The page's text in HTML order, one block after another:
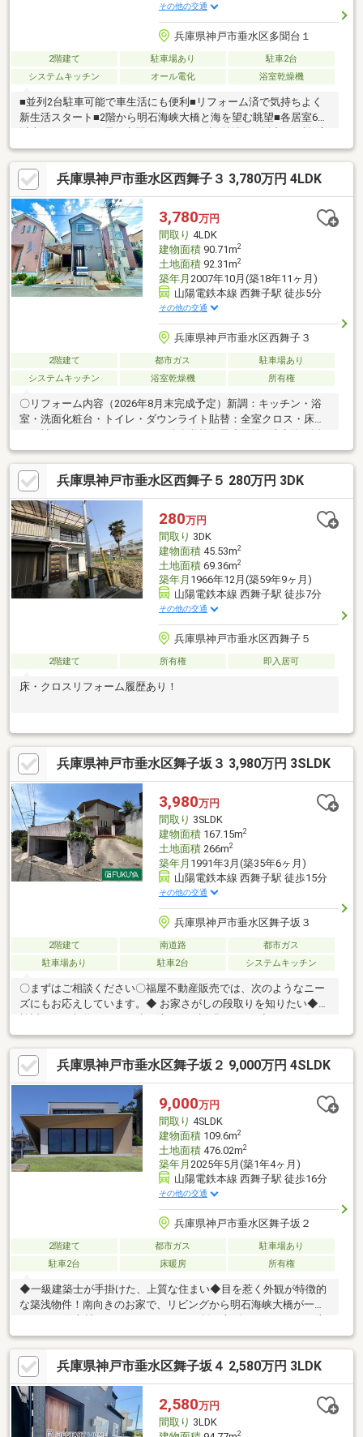
その他の交通
兵庫県神戸市垂水区多聞台１
2階建て 駐車場あり
駐車2台
システムキッチン
オール電化 浴室乾燥機
■並列2台駐車可能で車生活にも便利■リフォーム済で気持ちよく
新生活スタート■2階から明石海峡大橋と海を望む眺望■各居室6帖
さと価格のバランスが魅力の住まい■多聞台小学校(徒歩6分)・神
陵台中学校自分たちに合う物件が分からない方へ。ロコホームが
住まい探しをお手伝いします。SUUMO掲載物件に加え、「俺と
私のLocoHouse」もご紹介可能。物件見学だけでも大歓迎です。
お気軽にご相談ください
兵庫県神戸市垂水区西舞子３ 3,780万円 4LDK
3,780万円
間取り 4LDK
建物面積90.71m2
土地面積92.31m2
築年月 2007年10月(築18年11ヶ月)
山陽電鉄本線 西舞子駅 徒歩5分
その他の交通
兵庫県神戸市垂水区西舞子３
2階建て 都市ガス
駐車場あり
システムキッチン
浴室乾燥機 所有権
〇リフォーム内容（2026年8月末完成予定）新調：キッチン・浴
室・洗面化粧台・トイレ・ダウンライト貼替：全室クロス・床リ
ペア補修・ハウスクリーニング他〇学校舞子小学校…徒歩約6分舞
子中学校…徒歩約15分〇弊社が選ばれ続ける理由1．住宅ローンに
自信あり！提携銀行多数あり♪頭金ゼロで購入可能です。金利や条
件などお客様にあった最適なご提案可能♪2．初めての購入の方も
安心のサポートお一人お一人に寄り添ったご提案をいたします。
3．購入にかかる費用のシュミレーション作成！気になる【お金】
のこと、イチからご説明します。見学予約の詳細はイベント情報
をご確認ください♪
兵庫県神戸市垂水区西舞子５ 280万円 3DK
280万円
間取り 3DK
建物面積45.53m2
土地面積69.36m2
築年月 1966年12月(築59年9ヶ月)
山陽電鉄本線 西舞子駅 徒歩7分
その他の交通
兵庫県神戸市垂水区西舞子５
2階建て 所有権 即入居可
床・クロスリフォーム履歴あり！
兵庫県神戸市垂水区舞子坂３ 3,980万円 3SLDK
3,980万円
間取り 3SLDK
建物面積167.15m2
土地面積266m2
築年月 1991年3月(築35年6ヶ月)
山陽電鉄本線 西舞子駅 徒歩15分
その他の交通
兵庫県神戸市垂水区舞子坂３
2階建て 南道路
都市ガス
駐車場あり
駐車2台 システムキッチン
〇まずはご相談ください〇福屋不動産販売では、次のようなニー
ズにもお応えしています。◆ お家さがしの段取りを知りたい◆ご
検討からご契約までの一連の流れをご説明します。初めての住ま
い購入のご参考にしてください♪◆ 予算を知りたい◆収入や家賃
から予算やローン金額のシミュレーションをします。物件購入の
際に不安となる諸費用や税金のことにお答えします。その他リフ
ォーム・住み替えのお悩みなど幅広くお手伝いさせていただきま
す。お家さがしをし始めてすぐの方もお気軽にお問合せください♪
兵庫県神戸市垂水区舞子坂２ 9,000万円 4SLDK
9,000万円
間取り 4SLDK
建物面積109.6m2
土地面積476.02m2
築年月 2025年5月(築1年4ヶ月)
山陽電鉄本線 西舞子駅 徒歩16分
その他の交通
兵庫県神戸市垂水区舞子坂２
2階建て 都市ガス
駐車場あり
駐車2台
床暖房 所有権
◆一級建築士が手掛けた、上質な住まい◆目を惹く外観が特徴的
な築浅物件！南向きのお家で、リビングから明石海峡大橋が一望
質な暮らしを叶える住まいです。◆充実の住宅設備◆・駐車場2
台・ミーレビルトイン食洗機・パントリー・20帖以上LDK床暖房
完備・ウォークインシューズクローゼット・LDK続きの広々テラ
ス◆充実の周辺環境◆・舞子小学校 徒歩7分・舞子中学校 徒
歩14分・ミニストップ神戸舞子店 徒歩5分・マルアイ舞子坂
店 徒歩11分
兵庫県神戸市垂水区舞子坂４ 2,580万円 3LDK
2,580万円
間取り 3LDK
2